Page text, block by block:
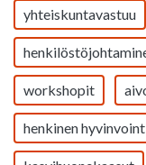
yhteiskuntavastuu
workshopit
henkinen